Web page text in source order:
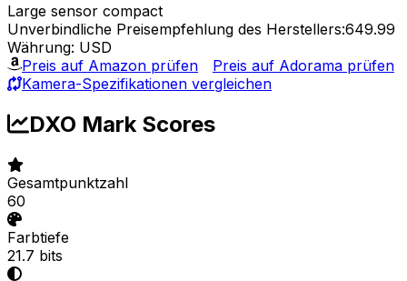
Large sensor compact
Unverbindliche Preisempfehlung des Herstellers:649.99
Währung: USD
Preis auf Amazon prüfen
Preis auf Adorama prüfen
Kamera-Spezifikationen vergleichen
DXO Mark Scores
Gesamtpunktzahl
60
Farbtiefe
21.7 bits